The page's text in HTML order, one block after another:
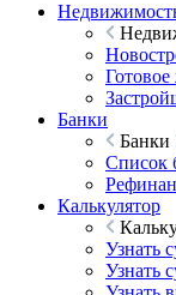
Банки
Банки
Список
Калькулятор
Узнать
Узнать